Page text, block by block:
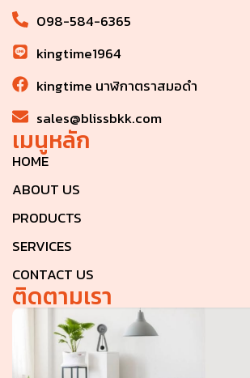
098-584-6365
kingtime1964
kingtime นาฬิกาตราสมอดำ
sales@blissbkk.com
เมนูหลัก
HOME
ABOUT US
PRODUCTS
SERVICES
CONTACT US
ติดตามเรา